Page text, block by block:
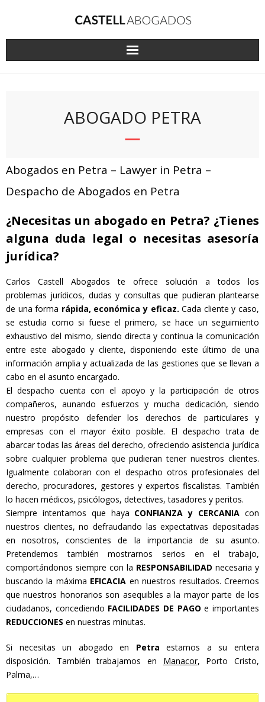
ABOGADO PETRA
Abogados en Petra – Lawyer in Petra –
Despacho de Abogados en Petra
¿Necesitas un abogado en Petra? ¿Tienes
alguna duda legal o necesitas asesoría
jurídica?
Carlos Castell Abogados te ofrece solución a todos los
problemas jurídicos, dudas y consultas que pudieran plantearse
de una forma rápida, económica y eficaz. Cada cliente y caso,
se estudia como si fuese el primero, se hace un seguimiento
exhaustivo del mismo, siendo directa y continua la comunicación
entre este abogado y cliente, disponiendo este último de una
información amplia y actualizada de las gestiones que se llevan a
cabo en el asunto encargado.
El despacho cuenta con el apoyo y la participación de otros
compañeros, aunando esfuerzos y mucha dedicación, siendo
nuestro propósito defender los derechos de particulares y
empresas con el mayor éxito posible. El despacho trata de
abarcar todas las áreas del derecho, ofreciendo asistencia jurídica
sobre cualquier problema que pudieran tener nuestros clientes.
Igualmente colaboran con el despacho otros profesionales del
derecho, procuradores, gestores y expertos fiscalistas. También
lo hacen médicos, psicólogos, detectives, tasadores y peritos.
Siempre intentamos que haya CONFIANZA y CERCANIA con
nuestros clientes, no defraudando las expectativas depositadas
en nosotros, conscientes de la importancia de su asunto.
Pretendemos también mostrarnos serios en el trabajo,
comportándonos siempre con la RESPONSABILIDAD necesaria y
buscando la máxima EFICACIA en nuestros resultados. Creemos
que nuestros honorarios son asequibles a la mayor parte de los
ciudadanos, concediendo FACILIDADES DE PAGO e importantes
REDUCCIONES en nuestras minutas.
Si necesitas un abogado en Petra estamos a su entera
disposición. También trabajamos en Manacor, Porto Cristo,
Palma,…